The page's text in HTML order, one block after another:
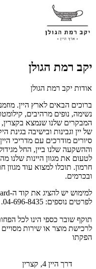
יקב רמת הגולן
אודות יקב רמת הגולן
ברוכים הבאים לארץ היין.
נשימה, נופים מרהיבים,
המבקרים שלנו שנמצא בקצרין,
של יין וגבינות ובישיבה
סיורים מודרכים עם מדריכי
וההשקעה שלנו ביין, החל
לטעום את מגוון היינות שלנו
חרמון. תוכלו למצוא עוד
ובכרמים.
לפרטים נוספים: 04-696-8435.
הפקתו
דרך היין 4, קצרין